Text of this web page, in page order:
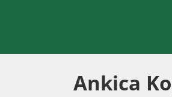
Ankica